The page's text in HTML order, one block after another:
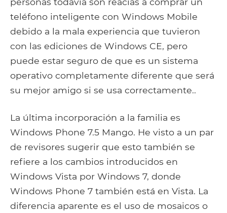
teléfono inteligente con Windows Mobile
debido a la mala experiencia que tuvieron
con las ediciones de Windows CE, pero
puede estar seguro de que es un sistema
operativo completamente diferente que será
su mejor amigo si se usa correctamente..
La última incorporación a la familia es
Windows Phone 7.5 Mango. He visto a un par
de revisores sugerir que esto también se
refiere a los cambios introducidos en
Windows Vista por Windows 7, donde
Windows Phone 7 también está en Vista. La
diferencia aparente es el uso de mosaicos o